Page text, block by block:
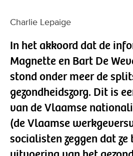
Charlie Lepaige
In het akkoord dat de
Magnette en Bart De
stond onder meer de
gezondheidszorg. Dit is
van de Vlaamse
(de Vlaamse
socialisten zeggen dat ze